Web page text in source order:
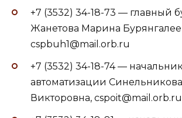
+7 (3532) 34-18-73 — главный
Жанетова Марина
cspbuh1@mail.orb.ru
+7 (3532) 34-18-74 —
автоматизации
Викторовна, cspoit@mail.orb.ru